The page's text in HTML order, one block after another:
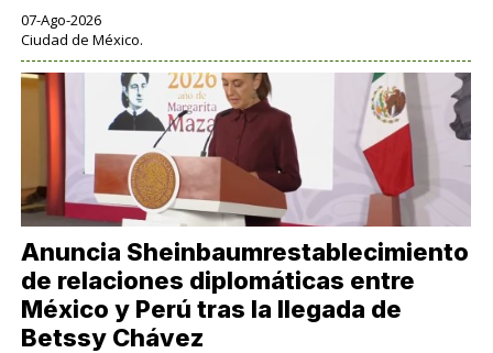
07-Ago-2026
Ciudad de México.
Anuncia Sheinbaumrestablecimiento
de relaciones diplomáticas entre
México y Perú tras la llegada de
Betssy Chávez